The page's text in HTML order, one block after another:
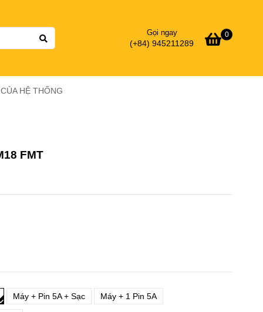
Gọi ngay
(+84) 945211289
0
HỆ THỐNG
FMT
Máy + Pin 5A + Sạc Máy + 1 Pin 5A